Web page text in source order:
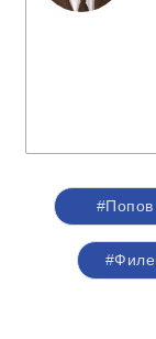
#Попов